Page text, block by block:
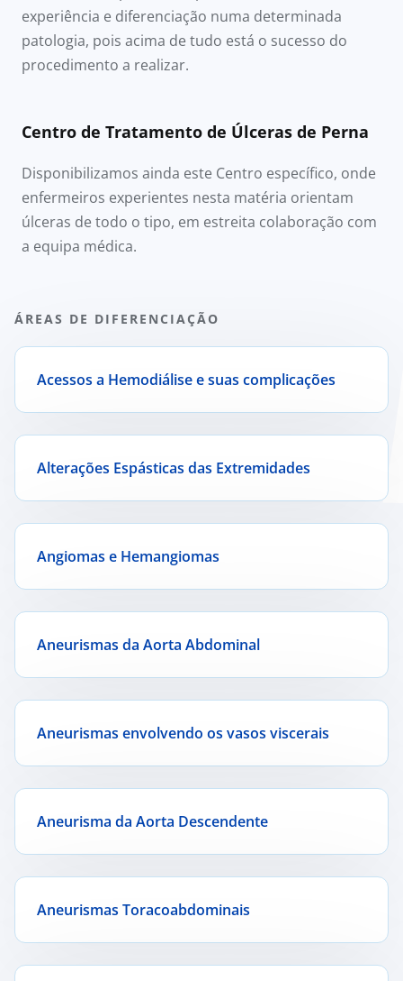
experiência e diferenciação numa determinada
patologia, pois acima de tudo está o sucesso do
procedimento a realizar.
Centro de Tratamento de Úlceras de Perna
Disponibilizamos ainda este Centro específico, onde
enfermeiros experientes nesta matéria orientam
úlceras de todo o tipo, em estreita colaboração com
a equipa médica.
ÁREAS DE DIFERENCIAÇÃO
Acessos a Hemodiálise e suas complicações
Alterações Espásticas das Extremidades
Angiomas e Hemangiomas
Aneurismas da Aorta Abdominal
Aneurismas envolvendo os vasos viscerais
Aneurisma da Aorta Descendente
Aneurismas Toracoabdominais